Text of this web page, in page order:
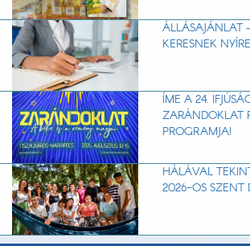
ÁLLÁSAJÁNLAT
KERESNEK
ÍME A 24.
ZARÁNDOKLAT
PROGRAMJA!
HÁLÁVAL
2026-OS SZENT